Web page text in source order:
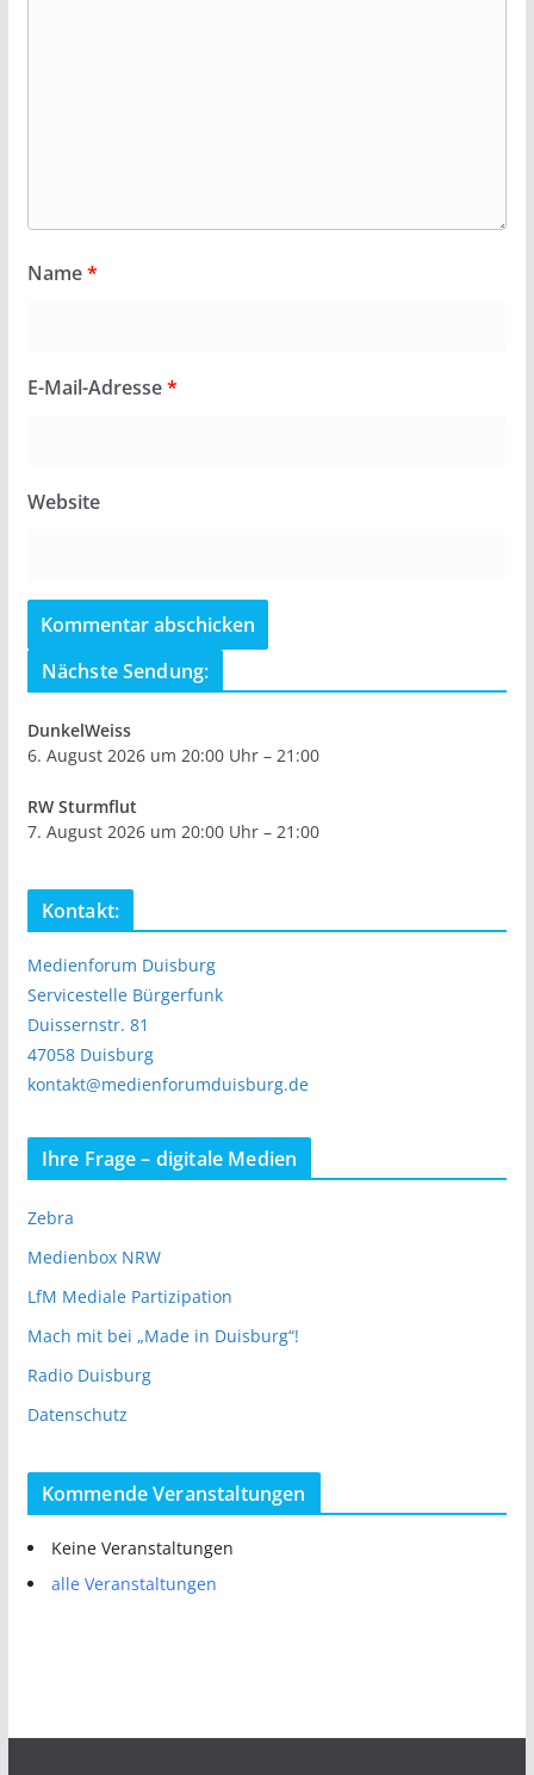
Name*
E-Mail-Adresse*
Website
Nächste Sendung:
DunkelWeiss
6. August 2026 um 20:00 Uhr – 21:00
RW Sturmflut
7. August 2026 um 20:00 Uhr – 21:00
Kontakt:
Medienforum Duisburg
Servicestelle Bürgerfunk
Duissernstr. 81
47058 Duisburg
kontakt@medienforumduisburg.de
Ihre Frage – digitale Medien
Zebra
Medienbox NRW
LfM Mediale Partizipation
Mach mit bei „Made in Duisburg“!
Radio Duisburg
Datenschutz
Kommende Veranstaltungen
Keine Veranstaltungen
alle Veranstaltungen